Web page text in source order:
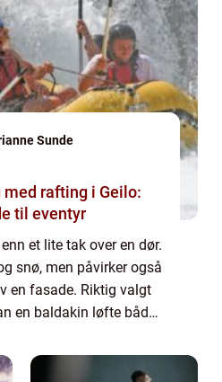
Sunde
rafting i Geilo:
til eventyr
et lite tak over en dør.
snø, men påvirker også
en fasade. Riktig valgt
en baldakin løfte både